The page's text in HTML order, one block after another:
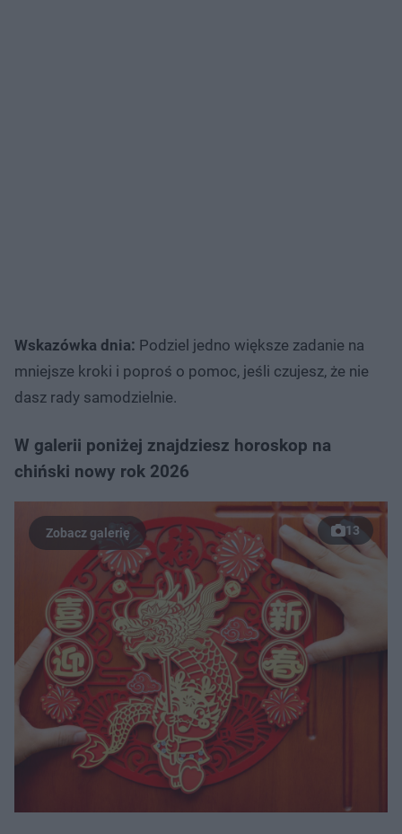
Wskazówka dnia: Podziel jedno większe zadanie na
mniejsze kroki i poproś o pomoc, jeśli czujesz, że nie
dasz rady samodzielnie.
W galerii poniżej znajdziesz horoskop na
chiński nowy rok 2026
13